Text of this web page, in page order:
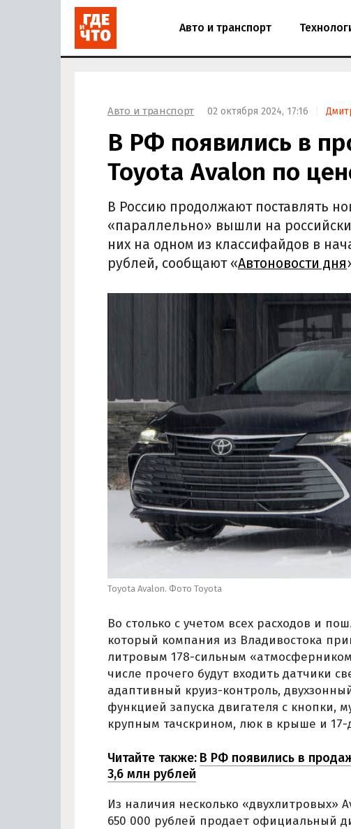
Авто и транспорт
Авто и транспорт 02 октября 2024, 17:16
В РФ появились в
Toyota Avalon по
В Россию продолжают поставлять
«параллельно» вышли на
них на одном из классифайдов в
рублей, сообщают «Автоновости дня
Toyota Avalon. Фото Toyota
Во столько с учетом всех расходов и
который компания из Владивостока
литровым 178-сильным
числе прочего будут входить датчики
адаптивный круиз-контроль,
функцией запуска двигателя с кнопки,
крупным тачскрином, люк в крыше и
Читайте также: В РФ появились в
3,6 млн рублей
Из наличия несколько «двухлитровых»
650 000 рублей продает официальный